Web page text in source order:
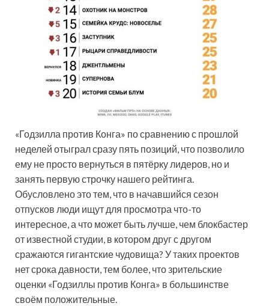
«Годзилла против Конга» по сравнению с прошлой
неделей отыграл сразу пять позиций, что позволило
ему не просто вернуться в пятёрку лидеров, но и
занять первую строчку нашего рейтинга.
Обусловлено это тем, что в начавшийся сезон
отпусков люди ищут для просмотра что-то
интересное, а что может быть лучше, чем блокбастер
от известной студии, в котором друг с другом
сражаются гигантские чудовища? У таких проектов
нет срока давности, тем более, что зрительские
оценки «Годзиллы против Конга» в большинстве
своём положительные.